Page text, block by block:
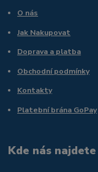
O nás
Jak Nakupovat
Doprava a platba
Obchodní podmínky
Kontakty
Platební brána GoPay
Kde nás najdete